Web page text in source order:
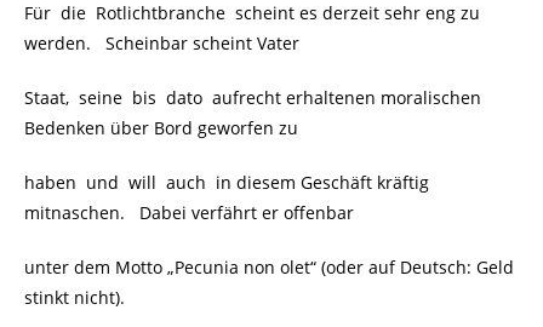
Für die Rotlichtbranche scheint es derzeit sehr eng zu
werden. Scheinbar scheint Vater
Staat, seine bis dato aufrecht erhaltenen moralischen
Bedenken über Bord geworfen zu
haben und will auch in diesem Geschäft kräftig
mitnaschen. Dabei verfährt er offenbar
unter dem Motto „Pecunia non olet“ (oder auf Deutsch: Geld
stinkt nicht).